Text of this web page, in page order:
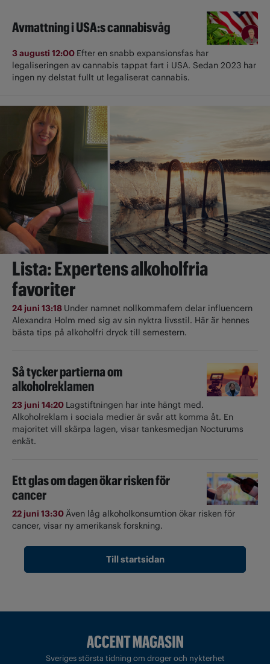
Avmattning i USA:s cannabisvåg
3 augusti 12:00 Efter en snabb expansionsfas har
legaliseringen av cannabis tappat fart i USA. Sedan 2023 har
ingen ny delstat fullt ut ­legaliserat cannabis.
Lista: Expertens alkoholfria
favoriter
24 juni 13:18 Under namnet nollkommafem delar influencern
Alexandra Holm med sig av sin nyktra livsstil. Här är hennes
bästa tips på alkoholfri dryck till semestern.
Så tycker partierna om
alkoholreklamen
23 juni 14:20 Lagstiftningen har inte hängt med.
Alkoholreklam i sociala medier är svår att komma åt. En
majoritet vill skärpa lagen, visar tankesmedjan Nocturums
enkät.
Ett glas om dagen ökar risken för
cancer
22 juni 13:30Även låg alkoholkonsumtion ökar risken för
cancer, visar ny amerikansk forskning.
Till startsidan
Sveriges största tidning om droger och nykterhet